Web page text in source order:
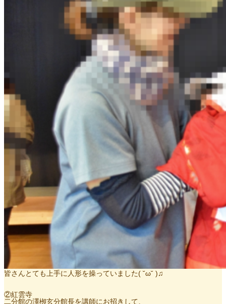
皆さんとても上手に人形を操っていました( ˘ω˘ )♫
②紅雲寺
二分館の澤栁玄分館長を講師にお招きして、